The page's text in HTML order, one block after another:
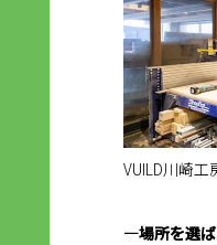
VUILD川崎工
―場所を選